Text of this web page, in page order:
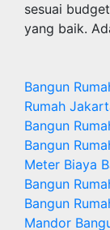
sesuai
yang baik.
Bangun
Rumah
Bangun
Bangun
Meter Biaya
Bangun
Bangun
Mandor